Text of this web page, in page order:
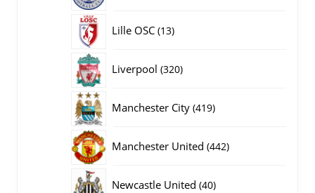
Lille OSC 1313
Liverpool 320320
Manchester City 419419
Manchester United 442442
Newcastle United 4040